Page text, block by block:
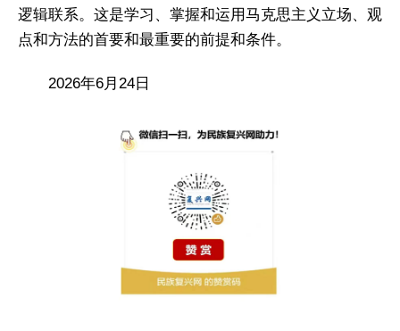
逻辑联系。这是学习、掌握和运用马克思主义立场、观
点和方法的首要和最重要的前提和条件。
2026年6月24日